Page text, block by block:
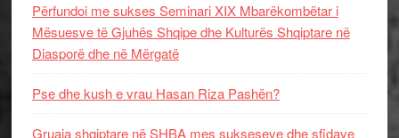
Përfundoi me sukses Seminari XIX Mbarëkombëtar i
Mësuesve të Gjuhës Shqipe dhe Kulturës Shqiptare në
Diasporë dhe në Mërgatë
Pse dhe kush e vrau Hasan Riza Pashën?
Gruaja shqiptare në SHBA mes sukseseve dhe sfidave